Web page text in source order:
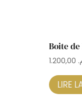
Boite
LIRE